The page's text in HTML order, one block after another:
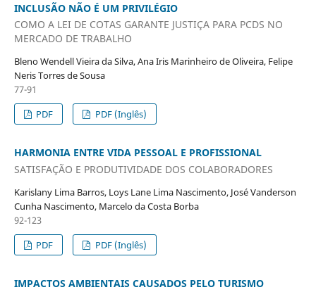
INCLUSÃO NÃO É UM PRIVILÉGIO
COMO A LEI DE COTAS GARANTE JUSTIÇA PARA PCDS NO
MERCADO DE TRABALHO
Bleno Wendell Vieira da Silva, Ana Iris Marinheiro de Oliveira, Felipe
Neris Torres de Sousa
77-91
PDF
PDF (Inglês)
HARMONIA ENTRE VIDA PESSOAL E PROFISSIONAL
SATISFAÇÃO E PRODUTIVIDADE DOS COLABORADORES
Karislany Lima Barros, Loys Lane Lima Nascimento, José Vanderson
Cunha Nascimento, Marcelo da Costa Borba
92-123
PDF
PDF (Inglês)
IMPACTOS AMBIENTAIS CAUSADOS PELO TURISMO